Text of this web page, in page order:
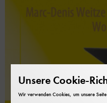
Unsere Cookie-
Wir verwenden Cookies, um unsere